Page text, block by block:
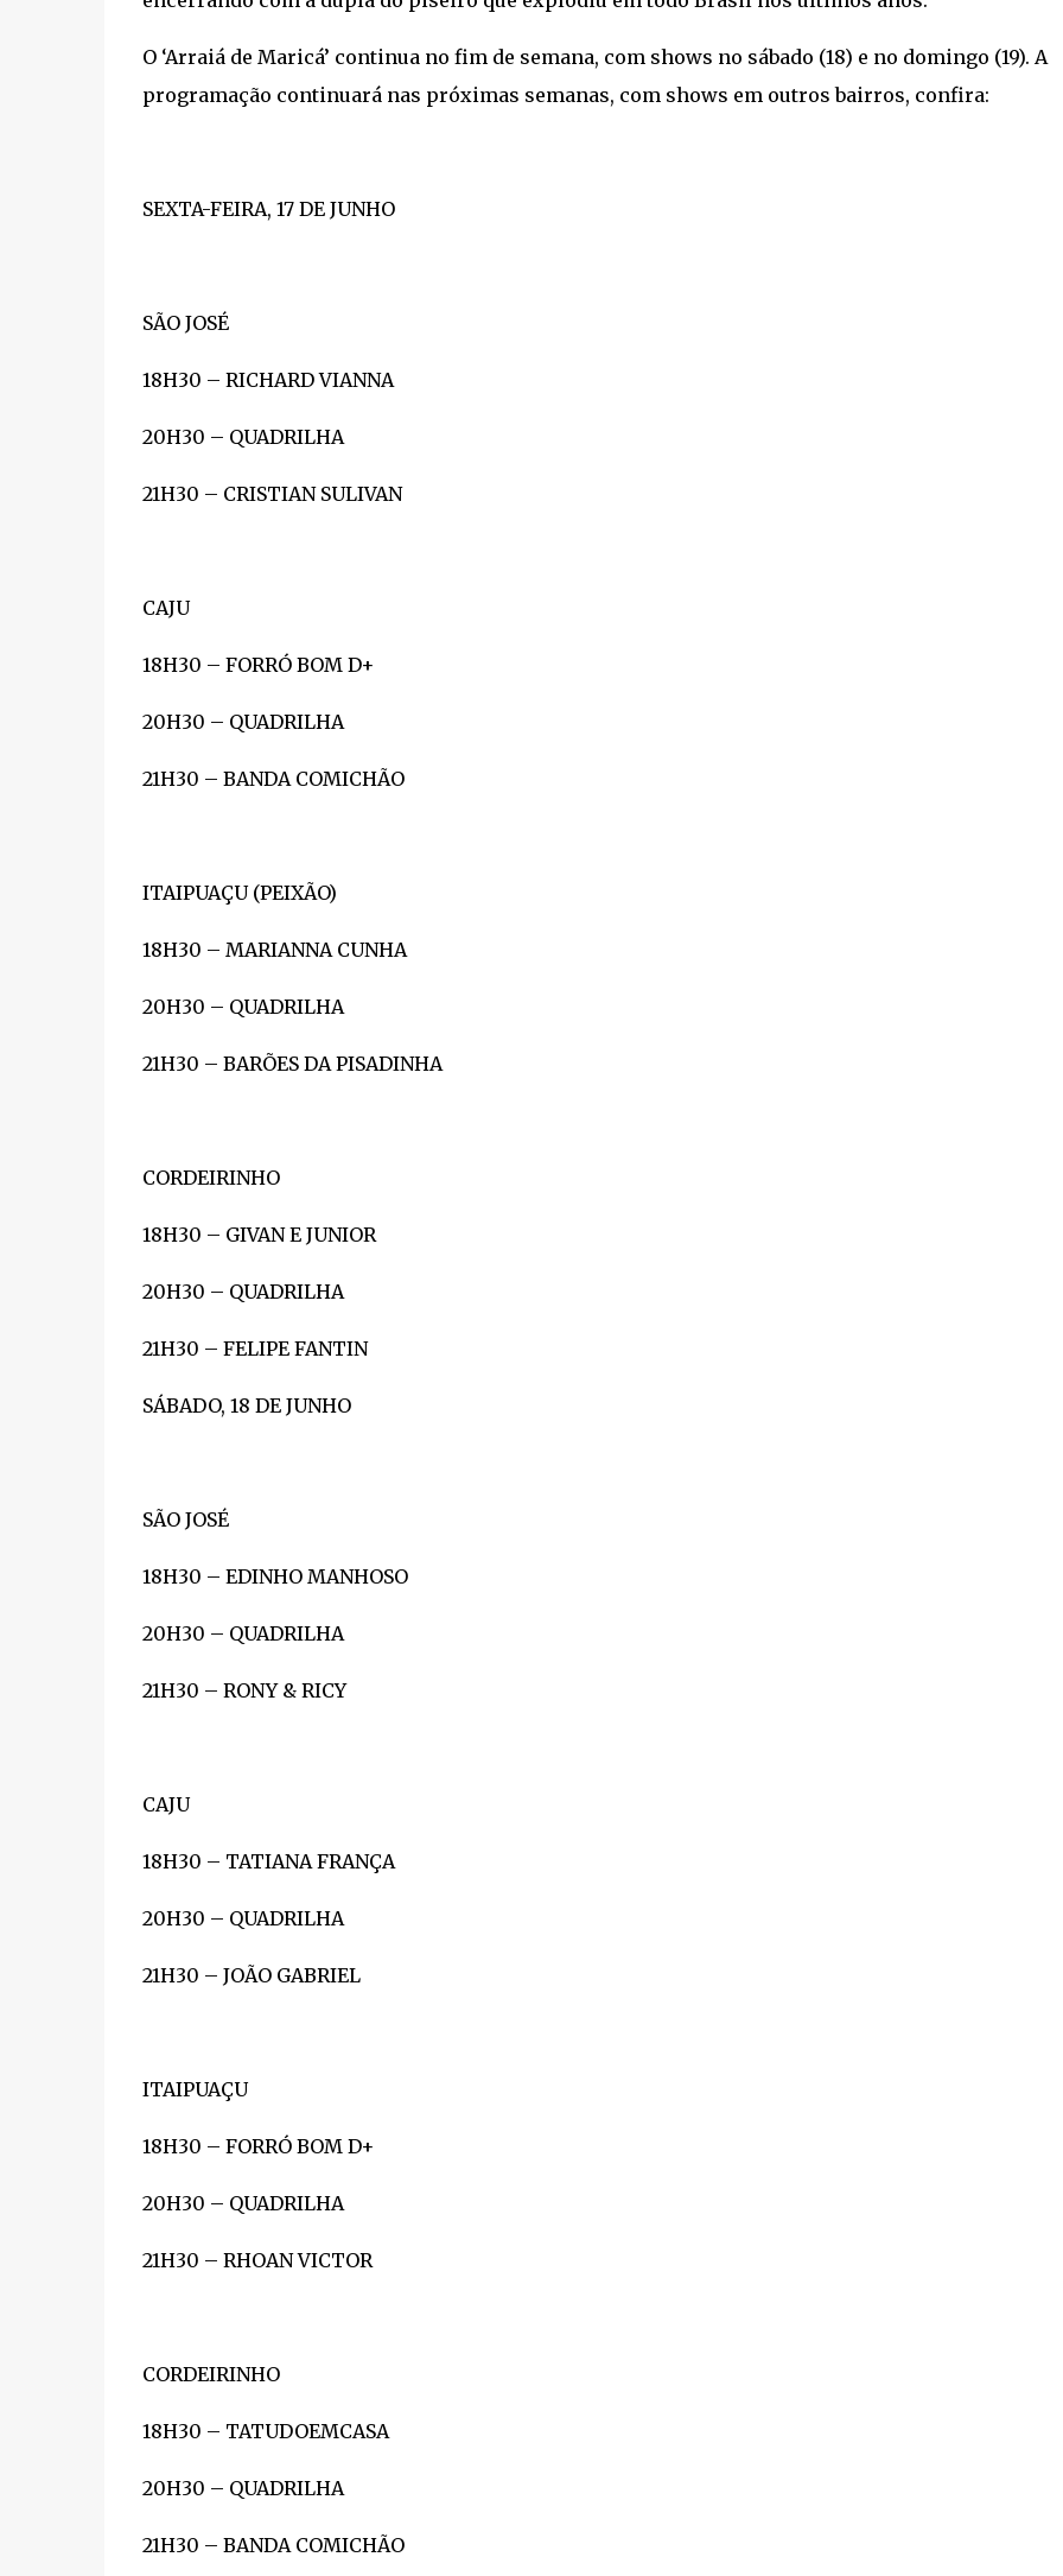
O ‘Arraiá de Maricá’ continua no fim de semana, com shows no sábado (18) e no domingo (19). A
programação continuará nas próximas semanas, com shows em outros bairros, confira:
SEXTA-FEIRA, 17 DE JUNHO
SÃO JOSÉ
18H30 – RICHARD VIANNA
20H30 – QUADRILHA
21H30 – CRISTIAN SULIVAN
CAJU
18H30 – FORRÓ BOM D+
20H30 – QUADRILHA
21H30 – BANDA COMICHÃO
ITAIPUAÇU (PEIXÃO)
18H30 – MARIANNA CUNHA
20H30 – QUADRILHA
21H30 – BARÕES DA PISADINHA
CORDEIRINHO
18H30 – GIVAN E JUNIOR
20H30 – QUADRILHA
21H30 – FELIPE FANTIN
SÁBADO, 18 DE JUNHO
SÃO JOSÉ
18H30 – EDINHO MANHOSO
20H30 – QUADRILHA
21H30 – RONY & RICY
CAJU
18H30 – TATIANA FRANÇA
20H30 – QUADRILHA
21H30 – JOÃO GABRIEL
ITAIPUAÇU
18H30 – FORRÓ BOM D+
20H30 – QUADRILHA
21H30 – RHOAN VICTOR
CORDEIRINHO
18H30 – TATUDOEMCASA
20H30 – QUADRILHA
21H30 – BANDA COMICHÃO